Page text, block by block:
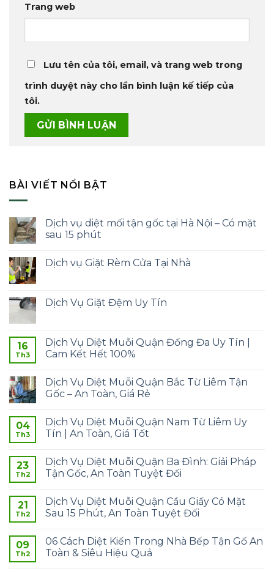
Trang web
Lưu tên của tôi, email, và trang web trong
trình duyệt này cho lần bình luận kế tiếp của
tôi.
BÀI VIẾT NỔI BẬT
Dịch vụ diệt mối tận gốc tại Hà Nội – Có mặt
sau 15 phút
Dịch vụ Giặt Rèm Cửa Tại Nhà
Dịch Vụ Giặt Đệm Uy Tín
16
Th3
Dịch Vụ Diệt Muỗi Quận Đống Đa Uy Tín |
Cam Kết Hết 100%
Dịch Vụ Diệt Muỗi Quận Bắc Từ Liêm Tận
Gốc – An Toàn, Giá Rẻ
04
Th3
Dịch Vụ Diệt Muỗi Quận Nam Từ Liêm Uy
Tín | An Toàn, Giá Tốt
23
Th2
Dịch Vụ Diệt Muỗi Quận Ba Đình: Giải Pháp
Tận Gốc, An Toàn Tuyệt Đối
21
Th2
Dịch Vụ Diệt Muỗi Quận Cầu Giấy Có Mặt
Sau 15 Phút, An Toàn Tuyệt Đối
09
Th2
06 Cách Diệt Kiến Trong Nhà Bếp Tận Gố An
Toàn & Siêu Hiệu Quả